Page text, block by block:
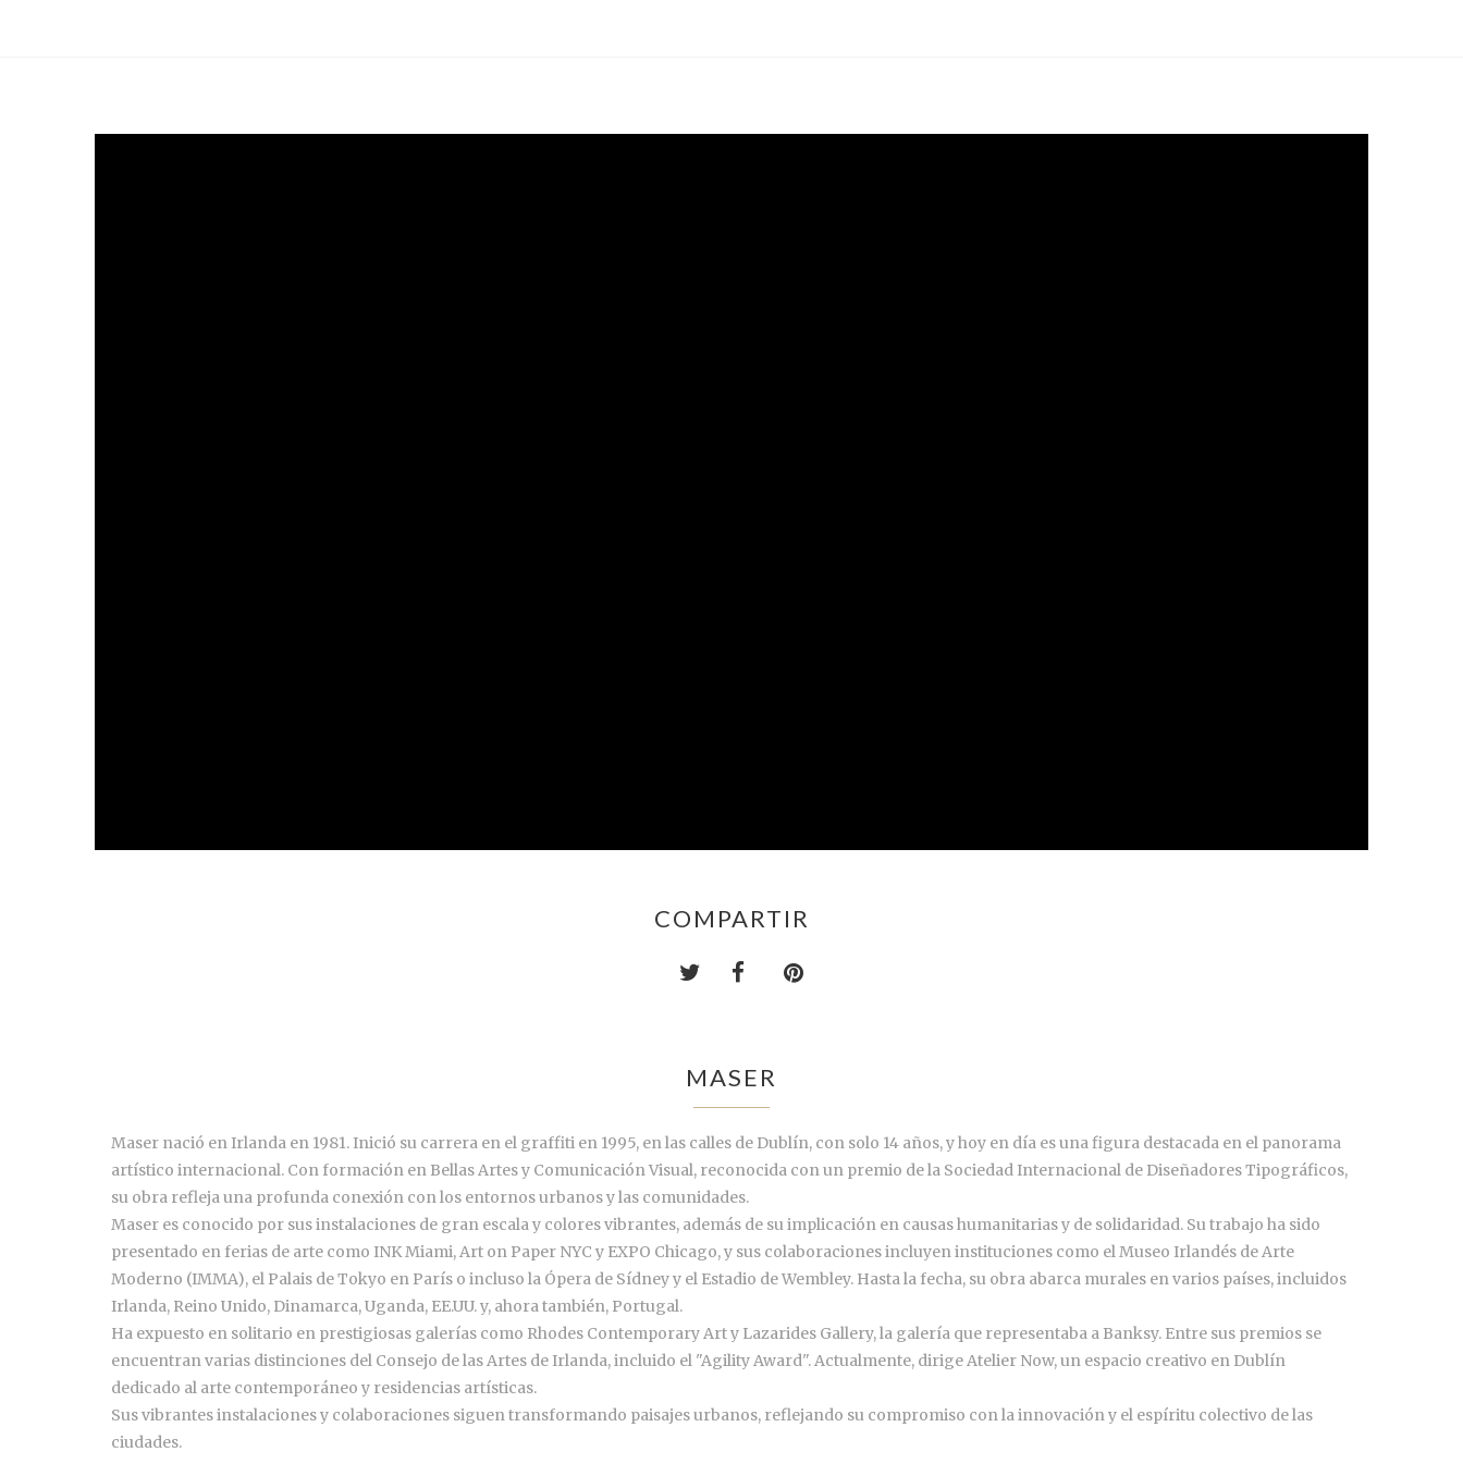
COMPARTIR
MASER
Maser nació en Irlanda en 1981. Inició su carrera en el graffiti en 1995, en las calles de Dublín, con solo 14 años, y hoy en día es una figura destacada en el panorama
artístico internacional. Con formación en Bellas Artes y Comunicación Visual, reconocida con un premio de la Sociedad Internacional de Diseñadores Tipográficos,
su obra refleja una profunda conexión con los entornos urbanos y las comunidades.
Maser es conocido por sus instalaciones de gran escala y colores vibrantes, además de su implicación en causas humanitarias y de solidaridad. Su trabajo ha sido
presentado en ferias de arte como INK Miami, Art on Paper NYC y EXPO Chicago, y sus colaboraciones incluyen instituciones como el Museo Irlandés de Arte
Moderno (IMMA), el Palais de Tokyo en París o incluso la Ópera de Sídney y el Estadio de Wembley. Hasta la fecha, su obra abarca murales en varios países, incluidos
Irlanda, Reino Unido, Dinamarca, Uganda, EE.UU. y, ahora también, Portugal.
Ha expuesto en solitario en prestigiosas galerías como Rhodes Contemporary Art y Lazarides Gallery, la galería que representaba a Banksy. Entre sus premios se
encuentran varias distinciones del Consejo de las Artes de Irlanda, incluido el "Agility Award". Actualmente, dirige Atelier Now, un espacio creativo en Dublín
dedicado al arte contemporáneo y residencias artísticas.
Sus vibrantes instalaciones y colaboraciones siguen transformando paisajes urbanos, reflejando su compromiso con la innovación y el espíritu colectivo de las
ciudades.